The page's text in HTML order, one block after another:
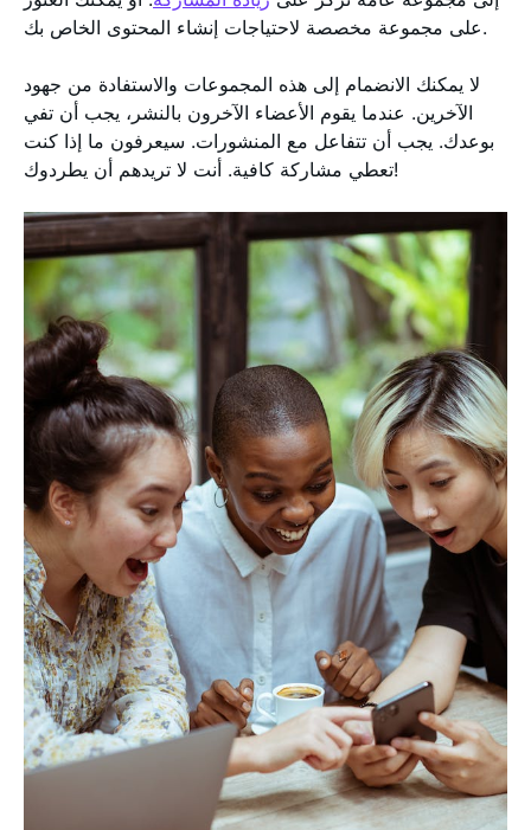
على مجموعة مخصصة لاحتياجات إنشاء المحتوى الخاص بك.
لا يمكنك الانضمام إلى هذه المجموعات والاستفادة من جهود
الآخرين. عندما يقوم الأعضاء الآخرون بالنشر، يجب أن تفي
بوعدك. يجب أن تتفاعل مع المنشورات. سيعرفون ما إذا كنت
تعطي مشاركة كافية. أنت لا تريدهم أن يطردوك!